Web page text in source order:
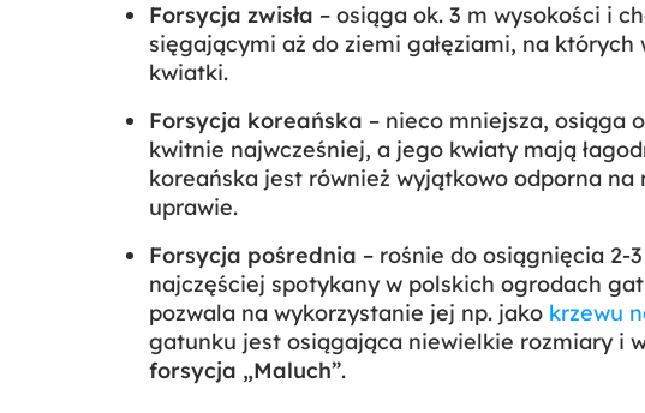
Forsycja zwisła – osiąga ok. 3 m wysokości i
sięgającymi aż do ziemi gałęziami, na
kwiatki.
Forsycja koreańska – nieco mniejsza, osiąga
kwitnie najwcześniej, a jego kwiaty mają
koreańska jest również wyjątkowo odporna
uprawie.
Forsycja pośrednia – rośnie do osiągnięcia 2-
najczęściej spotykany w polskich ogrodach
pozwala na wykorzystanie jej np. jako krzewu
gatunku jest osiągająca niewielkie rozmiary i
forsycja „Maluch”.